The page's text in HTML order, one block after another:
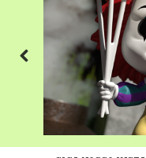
Previous